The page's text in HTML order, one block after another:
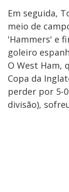
Em seguida,
meio de
'Hammers' e
goleiro
O West Ham,
Copa da
perder por 5-
divisão),